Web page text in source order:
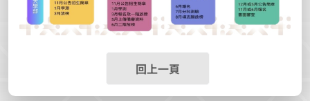
回上一頁